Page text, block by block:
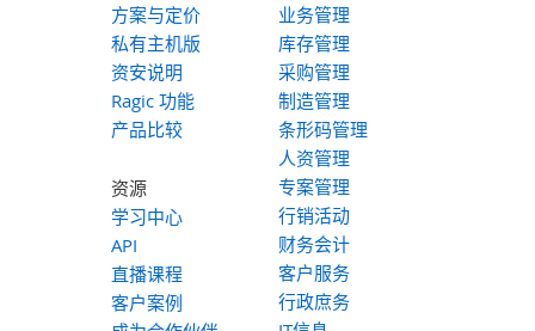
方案与定价
私有主机版
资安说明
Ragic 功能
产品比较
资源
学习中心
API
直播课程
客户案例
业务管理
库存管理
采购管理
制造管理
条形码管理
人资管理
专案管理
行销活动
财务会计
客户服务
行政庶务